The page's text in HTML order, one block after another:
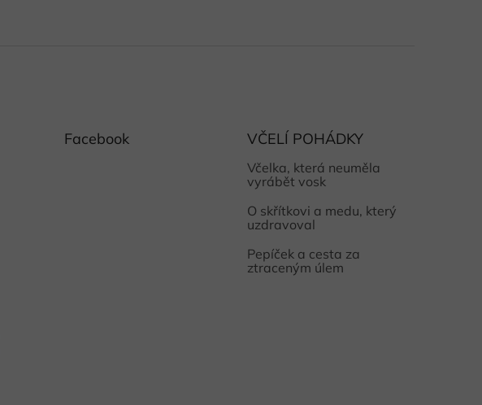
Facebook VČELÍ POHÁDKY
Včelka, která neuměla
vyrábět vosk
O skřítkovi a medu, který
uzdravoval
Pepíček a cesta za
ztraceným úlem